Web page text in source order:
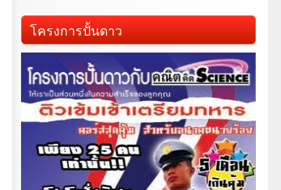
โครงการปั้นดาว